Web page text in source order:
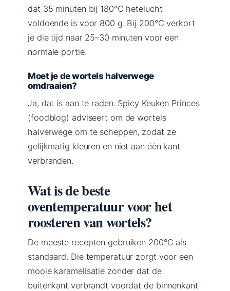
dat 35 minuten bij 180°C hetelucht
voldoende is voor 800 g. Bij 200°C verkort
je die tijd naar 25–30 minuten voor een
normale portie.
Moet je de wortels halverwege
omdraaien?
Ja, dat is aan te raden. Spicy Keuken Princes
(foodblog) adviseert om de wortels
halverwege om te scheppen, zodat ze
gelijkmatig kleuren en niet aan één kant
verbranden.
Wat is de beste
oventemperatuur voor het
roosteren van wortels?
De meeste recepten gebruiken 200°C als
standaard. Die temperatuur zorgt voor een
mooie karamelisatie zonder dat de
buitenkant verbrandt voordat de binnenkant